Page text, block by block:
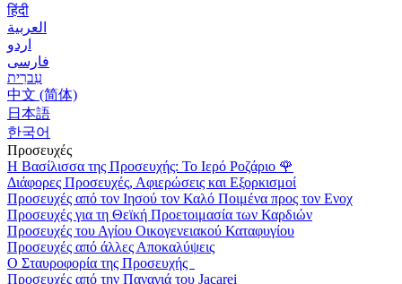
हिंदी
العربية
اردو
فارسی
עִברִית
中文 (简体)
日本語
한국어
Προσευχές
Η Βασίλισσα της Προσευχής: Το Ιερό Ροζάριο 🌹
Διάφορες Προσευχές, Αφιερώσεις και Εξορκισμοί
Προσευχές από τον Ιησού τον Καλό Ποιμένα προς τον Ενοχ
Προσευχές για τη Θεϊκή Προετοιμασία των Καρδιών
Προσευχές του Αγίου Οικογενειακού Καταφυγίου
Προσευχές από άλλες Αποκαλύψεις
Ο Σταυροφορία της Προσευχής
Προσευχές από την Παναγιά του Jacarei